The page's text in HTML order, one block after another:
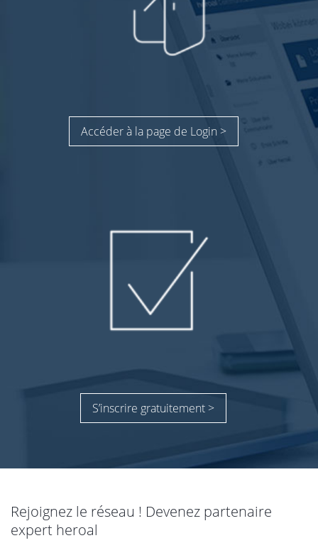
Accéder à la page de Login >
S’inscrire gratuitement >
Rejoignez le réseau ! Devenez partenaire
expert heroal